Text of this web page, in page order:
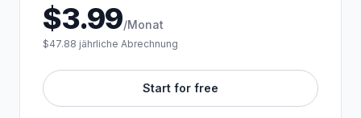
$3.99/Monat
$47.88 jährliche Abrechnung
Start for free